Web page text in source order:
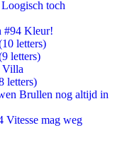
toch
#94 Kleur!
letters)
letters)
Villa
letters)
Brullen nog altijd in
Vitesse mag weg